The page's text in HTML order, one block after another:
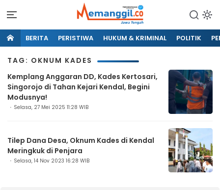
BERITA PERISTIWA HUKUM & KRIMINAL POLITIK
TAG: OKNUM KADES
Kemplang Anggaran DD, Kades Kertosari,
Singorojo di Tahan Kejari Kendal, Begini
Modusnya!
Selasa, 27 Mei 2025 11:28 WIB
Tilep Dana Desa, Oknum Kades di Kendal
Meringkuk di Penjara
Selasa, 14 Nov 2023 16:28 WIB